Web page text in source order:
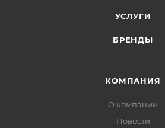
УСЛУГИ
БРЕНДЫ
КОМПАНИЯ
О компании
Новости